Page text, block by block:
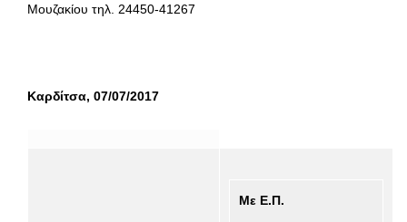
Μουζακίου τηλ. 24450-41267
Καρδίτσα, 07/07/2017
Με Ε.Π.